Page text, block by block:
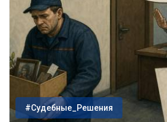
#Судебные_Решения